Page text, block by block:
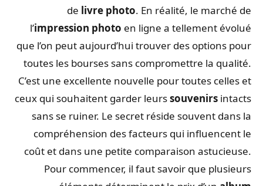
delivre photo . En réalité, le marché de
l’impression photo en ligne a tellement évolué
que l’on peut aujourd’hui trouver des options pour
toutes les bourses sans compromettre la qualité.
C’est une excellente nouvelle pour toutes celles et
ceux qui souhaitent garder leurssouvenirs intacts
sans se ruiner. Le secret réside souvent dans la
compréhension des facteurs qui influencent le
coût et dans une petite comparaison astucieuse.
Pour commencer, il faut savoir que plusieurs